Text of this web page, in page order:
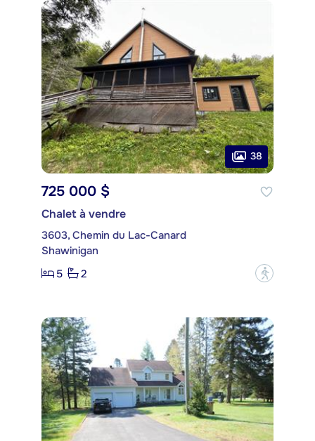
38
725 000 $
Chalet à vendre
3603, Chemin du Lac-Canard
Shawinigan
5
2 ?